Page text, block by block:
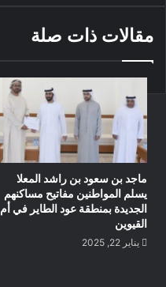
مقالات ذات صلة
ماجد بن سعود بن راشد المعلا
يسلم المواطنين مفاتيح مساكنهم
الجديدة بمنطقة عود الطاير في أم
القيوين
يناير 22, 2025